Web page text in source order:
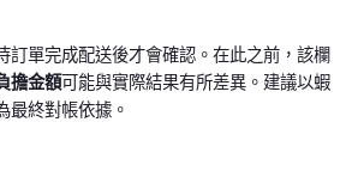
訂單完成配送後才會確認。在此之前，該欄
擔金額可能與實際結果有所差異。建議以蝦
最終對帳依據。